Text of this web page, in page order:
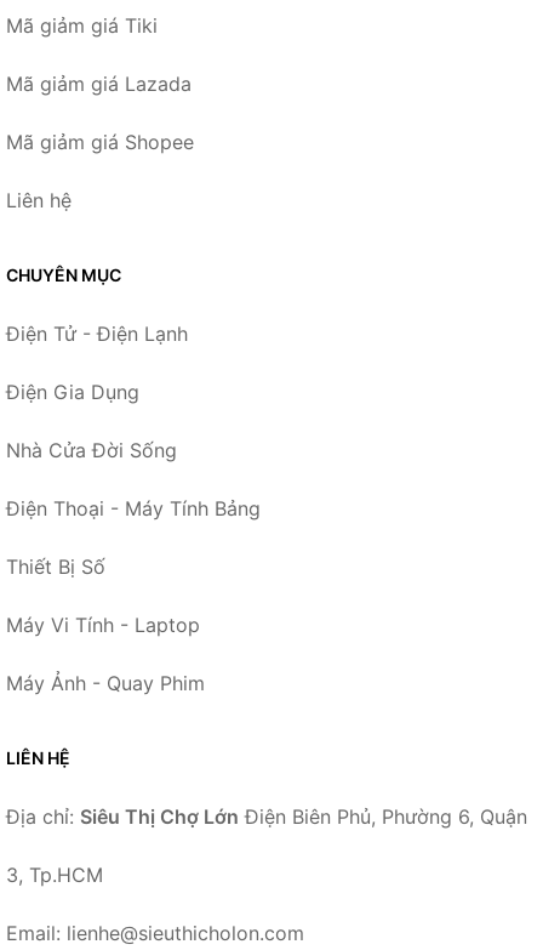
Mã giảm giá Tiki
Mã giảm giá Lazada
Mã giảm giá Shopee
Liên hệ
CHUYÊN MỤC
Điện Tử - Điện Lạnh
Điện Gia Dụng
Nhà Cửa Đời Sống
Điện Thoại - Máy Tính Bảng
Thiết Bị Số
Máy Vi Tính - Laptop
Máy Ảnh - Quay Phim
LIÊN HỆ
Địa chỉ: Siêu Thị Chợ Lớn Điện Biên Phủ, Phường 6, Quận
3, Tp.HCM
Email: lienhe@sieuthicholon.com